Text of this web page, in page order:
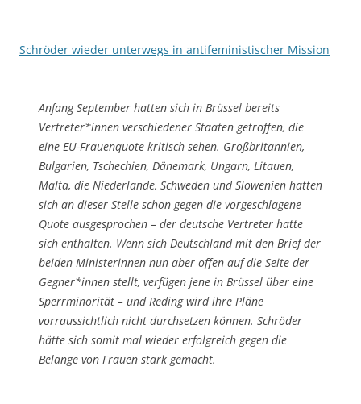
Schröder wieder unterwegs in antifeministischer Mission
Anfang September hatten sich in Brüssel bereits
Vertreter*innen verschiedener Staaten getroffen, die
eine EU-Frauenquote kritisch sehen. Großbritannien,
Bul­ga­rien, Tschechien, Dänemark, Ungarn, Litauen,
Malta, die Niederlande, Schweden und Slowenien hatten
sich an dieser Stelle schon gegen die vor­ge­schlagene
Quote aus­ge­sprochen – der deutsche Vertreter hatte
sich ent­halten. Wenn sich Deutsch­land mit den Brief der
beiden Ministerinnen nun aber offen auf die Seite der
Gegner*innen stellt, verfügen jene in Brüssel über eine
Sperr­minorität – und Reding wird ihre Pläne
vorraussichtlich nicht durchsetzen können. Schröder
hätte sich somit mal wieder erfolgreich gegen die
Belange von Frauen stark gemacht.